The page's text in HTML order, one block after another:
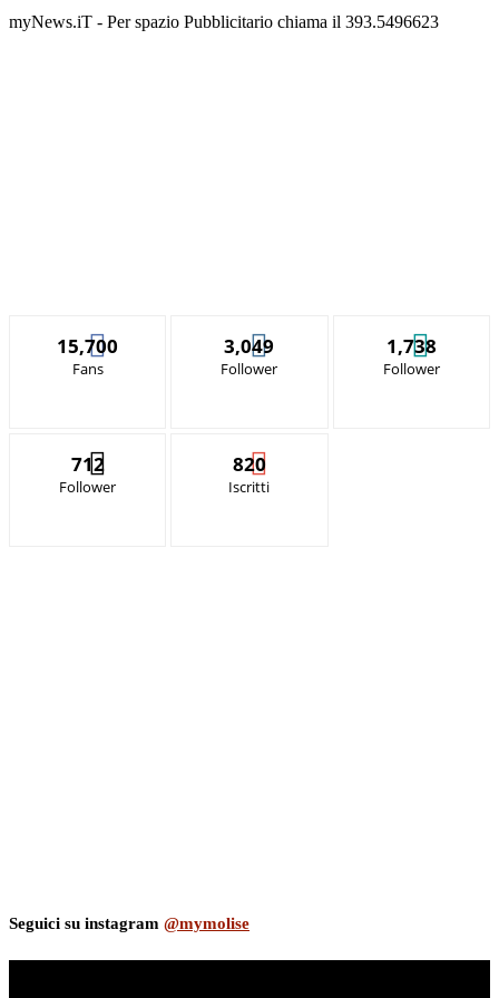
myNews.iT - Per spazio Pubblicitario chiama il 393.5496623
15,700
Fans
3,049
Follower
1,738
Follower
712
Follower
820
Iscritti
Seguici su instagram @mymolise